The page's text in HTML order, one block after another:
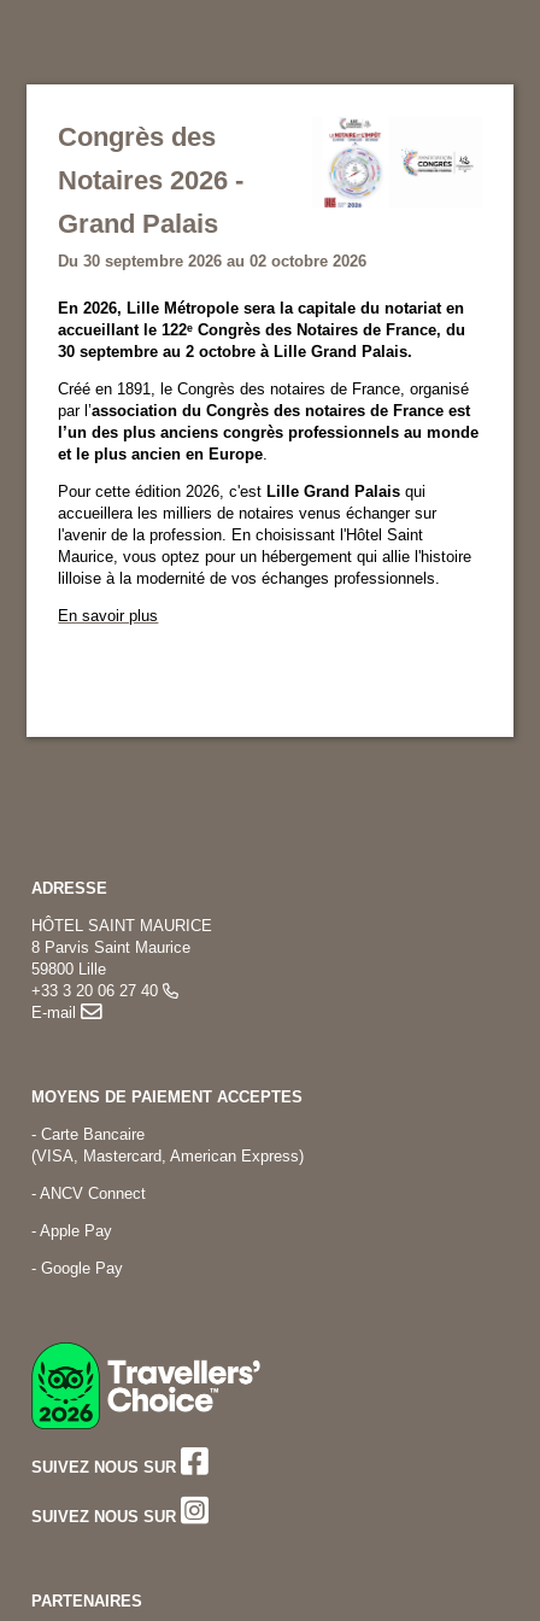
Congrès des
Notaires 2026 -
Grand Palais
Du 30 septembre 2026 au 02 octobre 2026
En 2026, Lille Métropole sera la capitale du notariat en
accueillant le 122ᵉ Congrès des Notaires de France, du
30 septembre au 2 octobre à Lille Grand Palais.
Créé en 1891, le Congrès des notaires de France, organisé
par l’association du Congrès des notaires de France est
l’un des plus anciens congrès professionnels au monde
et le plus ancien en Europe
Pour cette édition 2026, c'est Lille Grand Palais qui
accueillera les milliers de notaires venus échanger sur
l'avenir de la profession. En choisissant l'Hôtel Saint
Maurice, vous optez pour un hébergement qui allie l'histoire
lilloise à la modernité de vos échanges professionnels.
En savoir plus
ADRESSE
HÔTEL SAINT MAURICE
8 Parvis Saint Maurice
59800 Lille
+33 3 20 06 27 40
E-mail
MOYENS DE PAIEMENT ACCEPTES
- Carte Bancaire
(VISA, Mastercard, American Express)
- ANCV Connect
- Apple Pay
- Google Pay
SUIVEZ NOUS SUR
SUIVEZ NOUS SUR
PARTENAIRES